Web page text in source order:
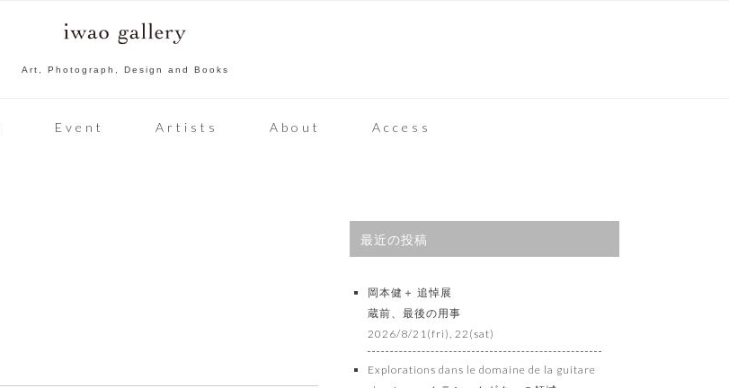
Art, Photograph, Design and Books
Event Artists About Access
最近の投稿
岡本健＋ 追悼展
蔵前、最後の用事
2026/8/21(fri), 22(sat)
Explorations dans le domaine de la guitare